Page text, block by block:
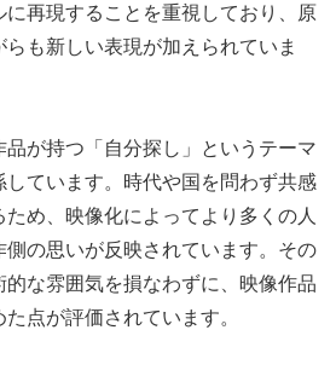
再現することを重視しており、原
も新しい表現が加えられていま
が持つ「自分探し」というテーマ
ています。時代や国を問わず共感
め、映像化によってより多くの人
側の思いが反映されています。その
な雰囲気を損なわずに、映像作品
点が評価されています。